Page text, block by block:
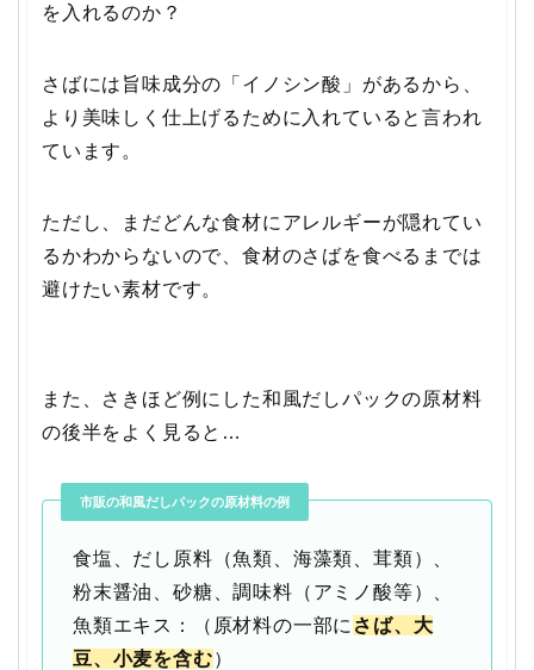
を入れるのか？
さばには旨味成分の「イノシン酸」があるから、
より美味しく仕上げるために入れていると言われ
ています。
ただし、まだどんな食材にアレルギーが隠れてい
るかわからないので、食材のさばを食べるまでは
避けたい素材です。
また、さきほど例にした和風だしパックの原材料
の後半をよく見ると…
市販の和風だしパックの原材料の例
食塩、だし原料（魚類、海藻類、茸類）、
粉末醤油、砂糖、調味料（アミノ酸等）、
魚類エキス：（原材料の一部に さば、大
豆、小麦を含む）